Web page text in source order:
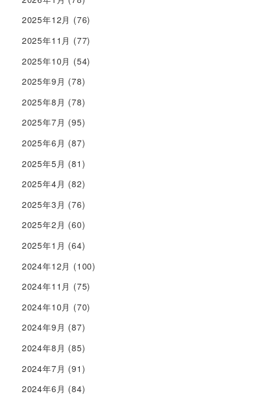
2025年12月 (76)
2025年11月 (77)
2025年10月 (54)
2025年9月 (78)
2025年8月 (78)
2025年7月 (95)
2025年6月 (87)
2025年5月 (81)
2025年4月 (82)
2025年3月 (76)
2025年2月 (60)
2025年1月 (64)
2024年12月 (100)
2024年11月 (75)
2024年10月 (70)
2024年9月 (87)
2024年8月 (85)
2024年7月 (91)
2024年6月 (84)